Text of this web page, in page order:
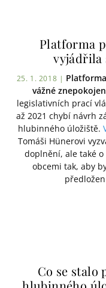
Platforma
vyjádřila
25. 1. 2018 |
vážné
legislativních prací
až 2021 chybí návrh
hlubinného úložiště.
Tomáši Hünerovi
doplnění, ale také
obcemi tak, aby
Co se stalo